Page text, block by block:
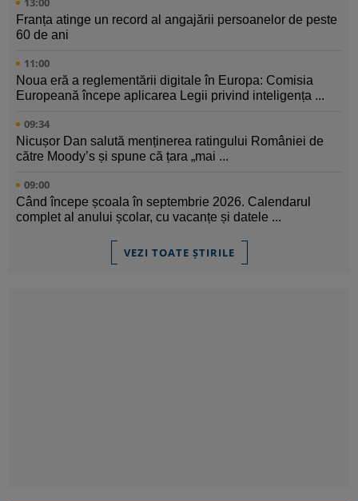
Franța atinge un record al angajării persoanelor de peste
60 de ani
11:00
Noua eră a reglementării digitale în Europa: Comisia
Europeană începe aplicarea Legii privind inteligența ...
09:34
Nicușor Dan salută menținerea ratingului României de
către Moody’s și spune că țara „mai ...
09:00
Când începe școala în septembrie 2026. Calendarul
complet al anului școlar, cu vacanțe și datele ...
VEZI TOATE ȘTIRILE